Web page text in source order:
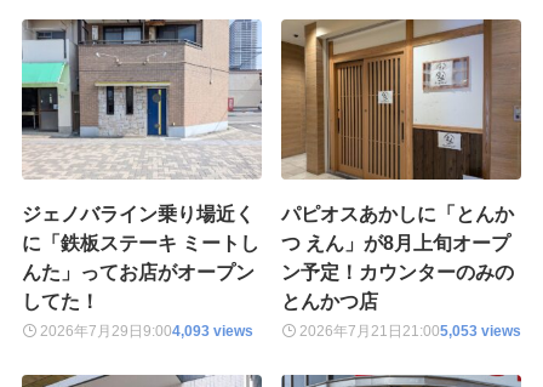
ジェノバライン乗り場近く
に「鉄板ステーキ ミートし
んた」ってお店がオープン
してた！
2026年7月29日 9:004,093 views
パピオスあかしに「とんか
つ えん」が8月上旬オープ
ン予定！カウンターのみの
とんかつ店
2026年7月21日21:005,053 views